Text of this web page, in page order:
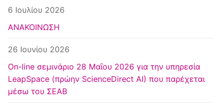
6 Ιουλίου 2026
ΑΝΑΚΟΙΝΩΣΗ
26 Ιουνίου 2026
Οn-line σεμινάριο 28 Μαΐου 2026 για την υπηρεσία
LeapSpace (πρώην ScienceDirect AI) που παρέχεται
μέσω του ΣΕΑΒ